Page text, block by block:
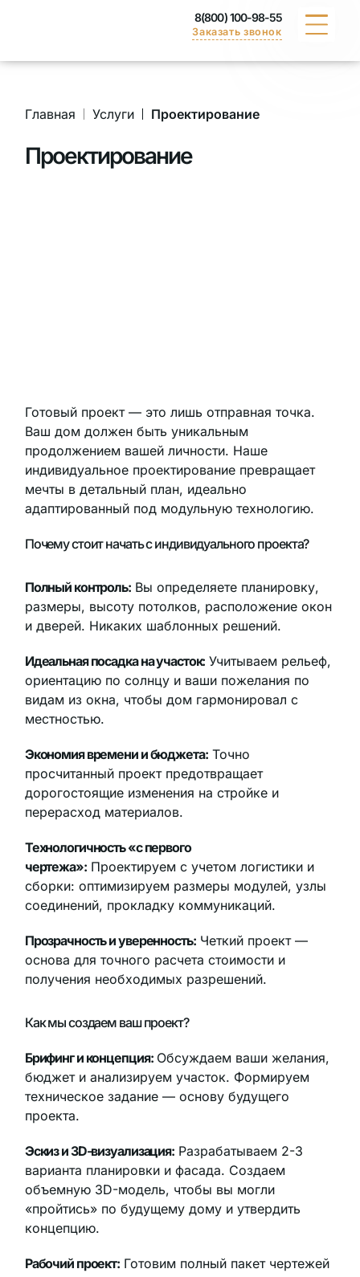
8(800) 100-98-55
Заказать звонок
Главная Услуги Проектирование
Проектирование
Готовый проект — это лишь отправная точка.
Ваш дом должен быть уникальным
продолжением вашей личности. Наше
индивидуальное проектирование превращает
мечты в детальный план, идеально
адаптированный под модульную технологию.
Почему стоит начать с индивидуального проекта?
Полный контроль:Вы определяете планировку,
размеры, высоту потолков, расположение окон
и дверей. Никаких шаблонных решений.
Идеальная посадка на участок: Учитываем рельеф,
ориентацию по солнцу и ваши пожелания по
видам из окна, чтобы дом гармонировал с
местностью.
Экономия времени и бюджета:Точно
просчитанный проект предотвращает
дорогостоящие изменения на стройке и
перерасход материалов.
Технологичность «с первого
чертежа»:Проектируем с учетом логистики и
сборки: оптимизируем размеры модулей, узлы
соединений, прокладку коммуникаций.
Прозрачность и уверенность:Четкий проект —
основа для точного расчета стоимости и
получения необходимых разрешений.
Как мы создаем ваш проект?
Брифинг и концепция:Обсуждаем ваши желания,
бюджет и анализируем участок. Формируем
техническое задание — основу будущего
проекта.
Эскиз и 3D-визуализация:Разрабатываем 2-3
варианта планировки и фасада. Создаем
объемную 3D-модель, чтобы вы могли
«пройтись» по будущему дому и утвердить
концепцию.
Рабочий проект: Готовим полный пакет чертежей